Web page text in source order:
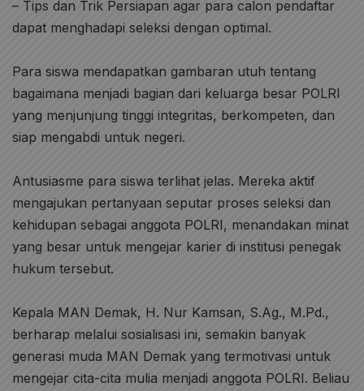
– Tips dan Trik Persiapan agar para calon pendaftar
dapat menghadapi seleksi dengan optimal.
Para siswa mendapatkan gambaran utuh tentang
bagaimana menjadi bagian dari keluarga besar POLRI
yang menjunjung tinggi integritas, berkompeten, dan
siap mengabdi untuk negeri.
Antusiasme para siswa terlihat jelas. Mereka aktif
mengajukan pertanyaan seputar proses seleksi dan
kehidupan sebagai anggota POLRI, menandakan minat
yang besar untuk mengejar karier di institusi penegak
hukum tersebut.
Kepala MAN Demak, H. Nur Kamsan, S.Ag., M.Pd.,
berharap melalui sosialisasi ini, semakin banyak
generasi muda MAN Demak yang termotivasi untuk
mengejar cita-cita mulia menjadi anggota POLRI. Beliau